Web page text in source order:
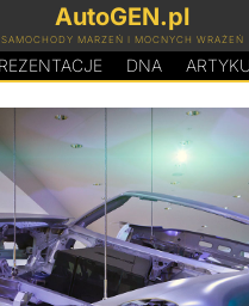
AutoGEN.pl
SAMOCHODY MARZEŃ I MOCNYCH WRAŻEŃ
DNA